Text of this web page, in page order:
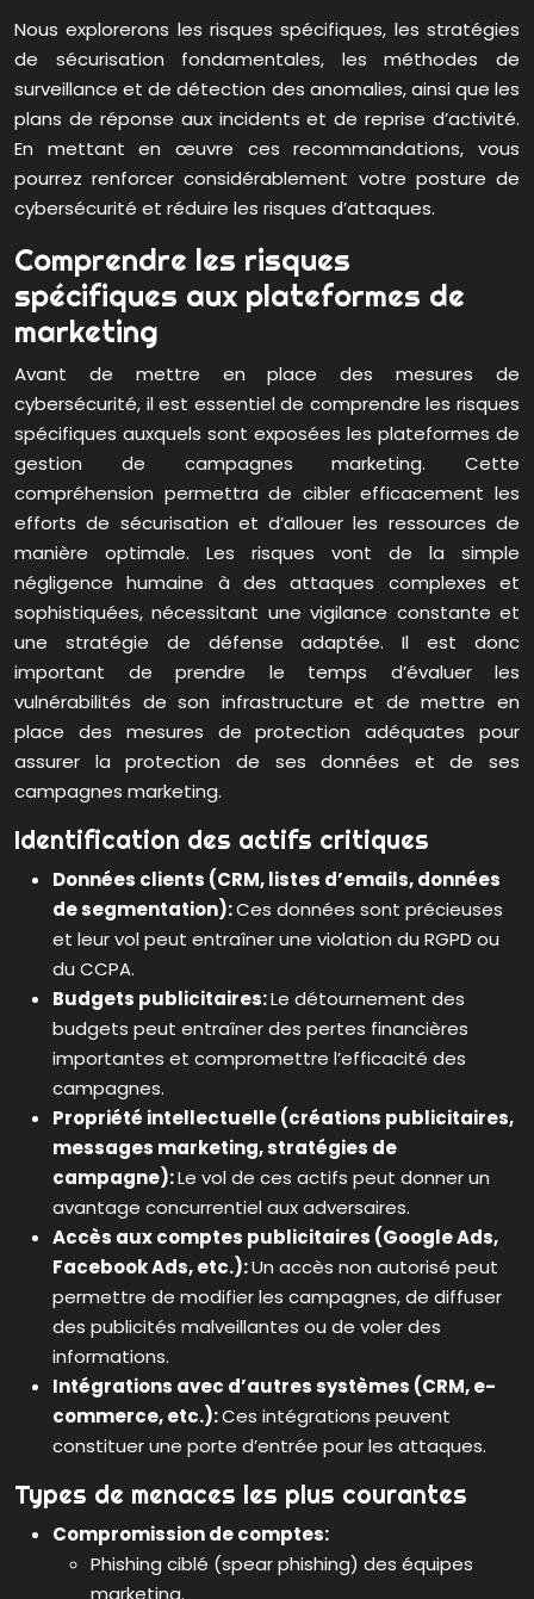
Nous explorerons les risques spécifiques, les stratégies
de sécurisation fondamentales, les méthodes de
surveillance et de détection des anomalies, ainsi que les
plans de réponse aux incidents et de reprise d’activité.
En mettant en œuvre ces recommandations, vous
pourrez renforcer considérablement votre posture de
cybersécurité et réduire les risques d’attaques.
Comprendre les risques
spécifiques aux plateformes de
marketing
Avant de mettre en place des mesures de
cybersécurité, il est essentiel de comprendre les risques
spécifiques auxquels sont exposées les plateformes de
gestion de campagnes marketing. Cette
compréhension permettra de cibler efficacement les
efforts de sécurisation et d’allouer les ressources de
manière optimale. Les risques vont de la simple
négligence humaine à des attaques complexes et
sophistiquées, nécessitant une vigilance constante et
une stratégie de défense adaptée. Il est donc
important de prendre le temps d’évaluer les
vulnérabilités de son infrastructure et de mettre en
place des mesures de protection adéquates pour
assurer la protection de ses données et de ses
campagnes marketing.
Identification des actifs critiques
Données clients (CRM, listes d’emails, données
de segmentation):Ces données sont précieuses
et leur vol peut entraîner une violation du RGPD ou
du CCPA.
Budgets publicitaires:Le détournement des
budgets peut entraîner des pertes financières
importantes et compromettre l’efficacité des
campagnes.
Propriété intellectuelle (créations publicitaires,
messages marketing, stratégies de
campagne):Le vol de ces actifs peut donner un
avantage concurrentiel aux adversaires.
Accès aux comptes publicitaires (Google Ads,
Facebook Ads, etc.):Un accès non autorisé peut
permettre de modifier les campagnes, de diffuser
des publicités malveillantes ou de voler des
informations.
Intégrations avec d’autres systèmes (CRM, e-
commerce, etc.):Ces intégrations peuvent
constituer une porte d’entrée pour les attaques.
Types de menaces les plus courantes
Compromission de comptes:
Phishing ciblé (spear phishing) des équipes
marketing.